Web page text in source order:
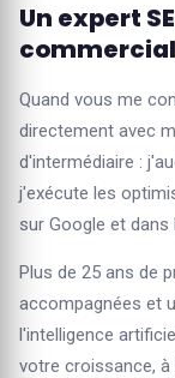
Un expert
commercial
Quand vous me
directement avec
d'intermédiaire :
j'exécute les
sur Google et dans
Plus de 25 ans de
accompagnées et
l'intelligence
votre croissance, à